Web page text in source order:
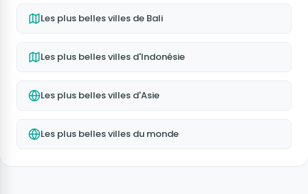
Les plus belles villes de Bali
Les plus belles villes d'Indonésie
Les plus belles villes d'Asie
Les plus belles villes du monde